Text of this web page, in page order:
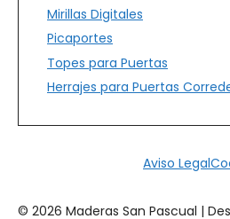
Mirillas Digitales
Picaportes
Topes para Puertas
Herrajes para Puertas
© 2026 Maderas San Pascual |
Aviso Legal